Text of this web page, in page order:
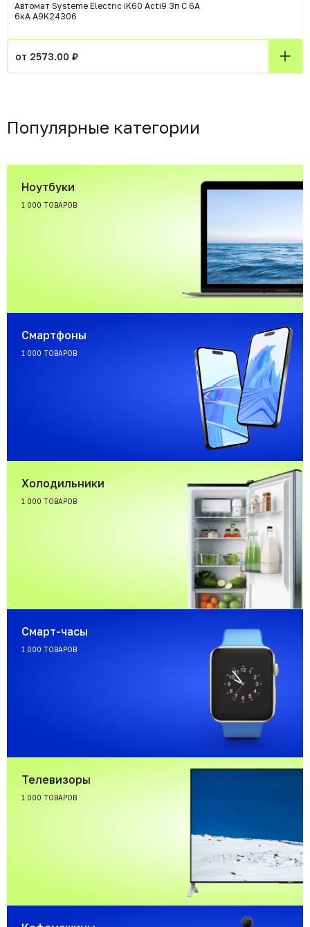
Автомат Systeme Electric iK60 Acti9 3п C 6А
6кА A9K24306
от 2573.00 ₽
Популярные категории
Ноутбуки
1 000 ТОВАРОВ
Смартфоны
1 000 ТОВАРОВ
Холодильники
1 000 ТОВАРОВ
Смарт-часы
1 000 ТОВАРОВ
Телевизоры
1 000 ТОВАРОВ